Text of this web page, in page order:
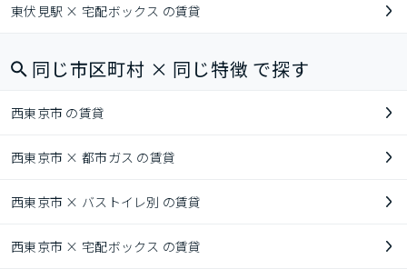
東伏見駅 × 宅配ボックス の賃貸
同じ市区町村 × 同じ特徴 で探す
西東京市 の賃貸
西東京市 × 都市ガス の賃貸
西東京市 × バストイレ別 の賃貸
西東京市 × 宅配ボックス の賃貸